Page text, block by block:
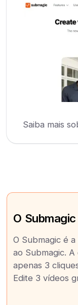
Saiba mais
O
O Submagic é
ao Submagic.
apenas 3
Edite 3 vídeos